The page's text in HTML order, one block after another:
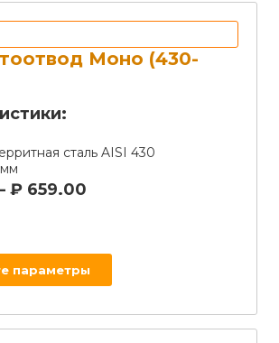
Моно (430-
сталь AISI 430
₽ 659.00
параметры